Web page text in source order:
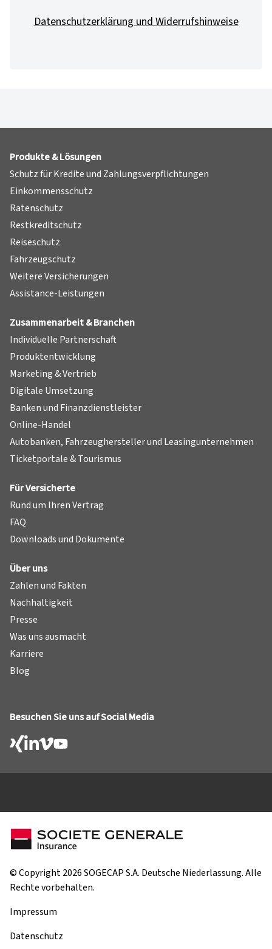
Datenschutzerklärung und Widerrufshinweise
Produkte & Lösungen
Schutz für Kredite und Zahlungsverpflichtungen
Einkommensschutz
Ratenschutz
Restkreditschutz
Reiseschutz
Fahrzeugschutz
Weitere Versicherungen
Assistance-Leistungen
Zusammenarbeit & Branchen
Individuelle Partnerschaft
Produktentwicklung
Marketing & Vertrieb
Digitale Umsetzung
Banken und Finanzdienstleister
Online-Handel
Autobanken, Fahrzeughersteller und Leasingunternehmen
Ticketportale & Tourismus
Für Versicherte
Rund um Ihren Vertrag
FAQ
Downloads und Dokumente
Über uns
Zahlen und Fakten
Nachhaltigkeit
Presse
Was uns ausmacht
Karriere
Blog
Besuchen Sie uns auf Social Media
© Copyright 2026 SOGECAP S.A. Deutsche Niederlassung. Alle
Rechte vorbehalten.
Impressum
Datenschutz